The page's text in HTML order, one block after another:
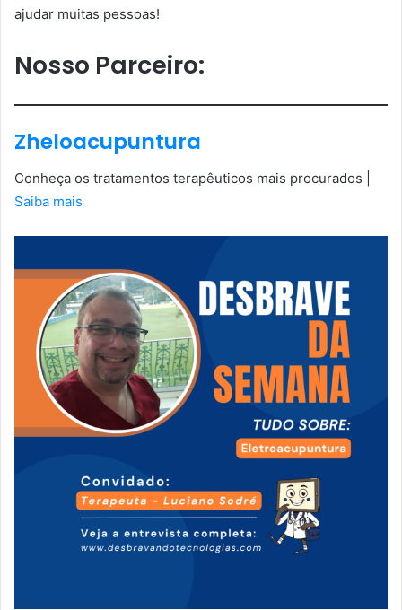
ajudar muitas pessoas!
Nosso Parceiro:
Zheloacupuntura
Conheça os tratamentos terapêuticos mais procurados |
Saiba mais